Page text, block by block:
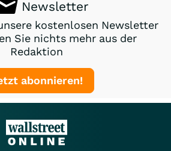
Newsletter
kostenlosen Newsletter
Sie nichts mehr aus der
Redaktion
abonnieren!